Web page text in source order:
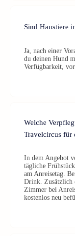
Sind Haustiere
Ja, nach einer
du deinen Hund
Verfügbarkeit,
Welche
Travelcircus für
In dem Angebot
tägliche
am Anreisetag.
Drink. Zusätzlich
Zimmer bei
kostenlos neu